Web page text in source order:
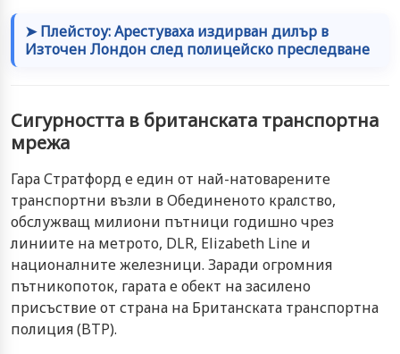
➤ Плейстоу: Арестуваха издирван дилър в
Източен Лондон след полицейско преследване
Сигурността в британската транспортна
мрежа
Гара Стратфорд е един от най-натоварените
транспортни възли в Обединеното кралство,
обслужващ милиони пътници годишно чрез
линиите на метрото, DLR, Elizabeth Line и
националните железници. Заради огромния
пътникопоток, гарата е обект на засилено
присъствие от страна на Британската транспортна
полиция (BTP).